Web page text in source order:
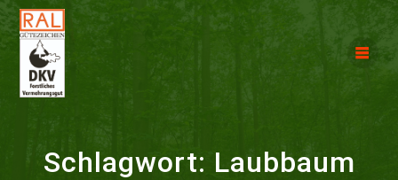
Schlagwort: Laubbaum